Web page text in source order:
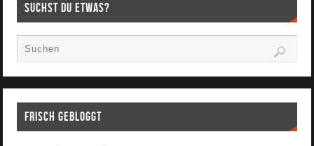
Suchst Du etwas?
Frisch gebloggt